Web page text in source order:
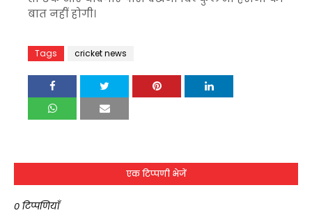
बात नहीं होगी।
Tags cricket news
एक टिप्पणी भेजें
0 टिप्पणियाँ